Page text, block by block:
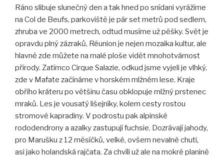
Ráno slibuje slunečný den a tak hned po snídani vyrážíme
na Col de Beufs, parkoviště je pár set metrů pod sedlem,
zhruba ve 2000 metrech, odtud musíme už pěšky. Svět je
opravdu plný zázraků, Réunion je nejen mozaika kultur, ale
hlavně zde můžete na malé ploše vidět mnohotvárnost
přírody. Zatímco Cirque Salazie, odkud jsme vyjeli je vlhký,
zde v Mafate začínáme v horském mlžném lese. Kraje
obřího kráteru po většinu času obklopuje mlžný prstenec
mraků. Les je vousatý lišejníky, kolem cesty rostou
stromové kapradiny. V podrostu pak alpinské
rododendrony a azalky zastupují fuchsie. Dozrávají jahody,
pro Marušku z 12 měsíčků, velké, ovšem nevalné chuti,
asi jako holandská rajčata. Za chvíli už ale na mokré planině